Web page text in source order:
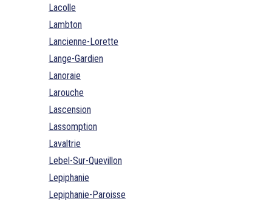
Lacolle
Lambton
Lancienne-Lorette
Lange-Gardien
Lanoraie
Larouche
Lascension
Lassomption
Lavaltrie
Lebel-Sur-Quevillon
Lepiphanie
Lepiphanie-Paroisse